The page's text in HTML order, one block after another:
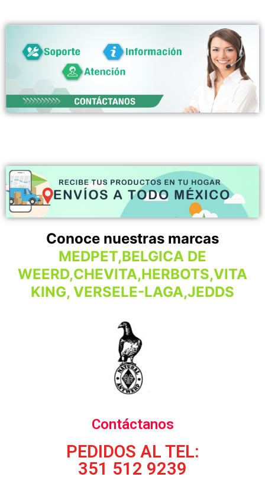
Conoce nuestras marcas
MEDPET,BELGICA DE
WEERD,CHEVITA,HERBOTS,VITA
KING, VERSELE-LAGA,JEDDS
Contáctanos
PEDIDOS AL TEL:
351 512 9239